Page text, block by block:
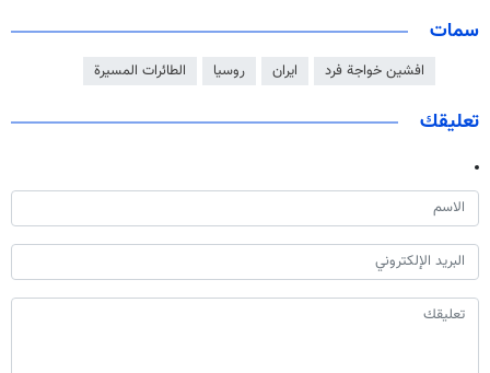
سمات
افشین خواجة فرد ايران روسيا الطائرات المسيرة
تعليقك